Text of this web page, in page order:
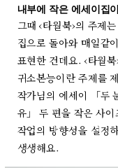
내부에 작은 에세이집
그때 ‹타월북›의 주제
집으로 돌아와 매일같
표현한 건데요. ‹타월
귀소본능이란 주제를
작가님의 에세이 「두
유」 두 편을 작은 사
작업의 방향성을 설정
생생해요.